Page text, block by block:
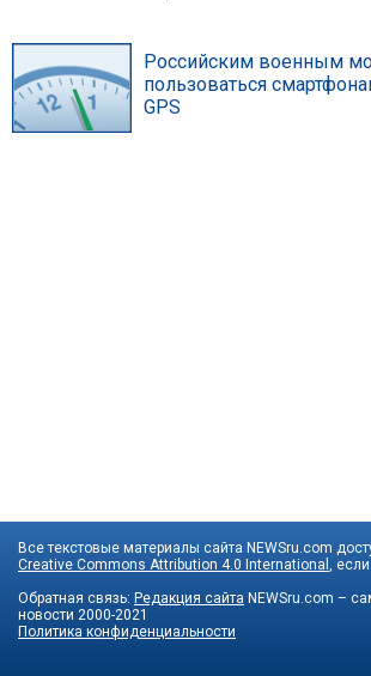
Российским военным
пользоваться
GPS
Все текстовые материалы сайта NEWSru.com
Creative Commons Attribution 4.0 International ,
Обратная связь: Редакция сайта NEWSru.com –
новости 2000-2021
Политика конфиденциальности